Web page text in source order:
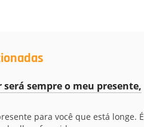
será sempre o meu presente,
para você que está longe. É